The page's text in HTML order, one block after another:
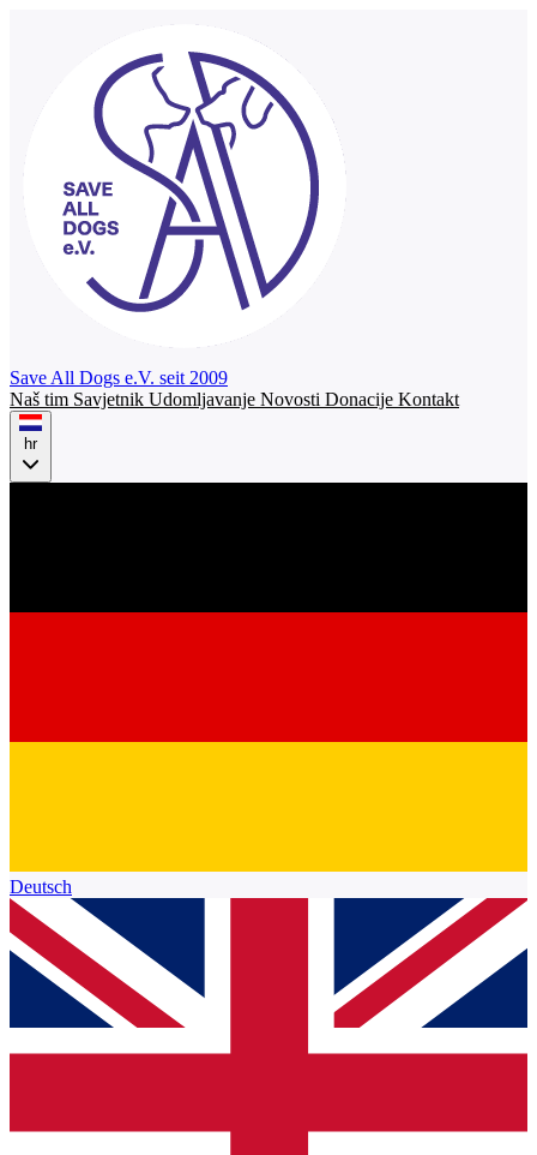
Save All Dogs e.V. seit 2009
Naš tim Savjetnik Udomljavanje Novosti Donacije Kontakt
hr
Deutsch